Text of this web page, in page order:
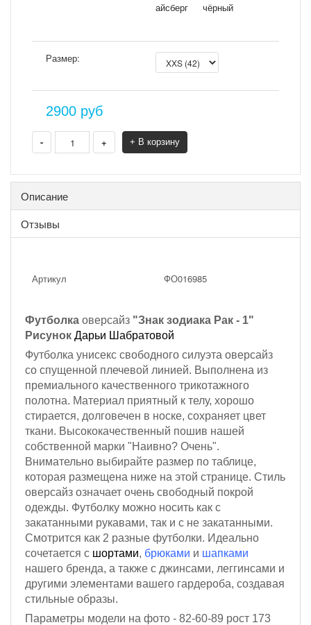
айсберг чёрный
Размер:
2900 руб
- + + В корзину
Описание
Отзывы
Артикул ФО016985
Футболка оверсайз "Знак зодиака Рак - 1"
Рисунок Дарьи Шабратовой
Футболка унисекс свободного силуэта оверсайз
со спущенной плечевой линией. Выполнена из
премиального качественного трикотажного
полотна. Материал приятный к телу, хорошо
стирается, долговечен в носке, сохраняет цвет
ткани. Высококачественный пошив нашей
собственной марки "Наивно? Очень".
Внимательно выбирайте размер по таблице,
которая размещена ниже на этой странице. Стиль
оверсайз означает очень свободный покрой
одежды. Футболку можно носить как с
закатанными рукавами, так и с не закатанными.
Смотрится как 2 разные футболки. Идеально
сочетается с шортами, брюками и шапками
нашего бренда, а также с джинсами, леггинсами и
другими элементами вашего гардероба, создавая
стильные образы.
Параметры модели на фото - 82-60-89 рост 173